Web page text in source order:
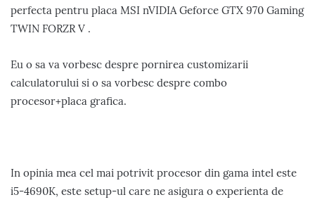
perfecta pentru placa MSI nVIDIA Geforce GTX 970 Gaming
TWIN FORZR V .
Eu o sa va vorbesc despre pornirea customizarii
calculatorului si o sa vorbesc despre combo
procesor+placa grafica.
In opinia mea cel mai potrivit procesor din gama intel este
i5-4690K, este setup-ul care ne asigura o experienta de